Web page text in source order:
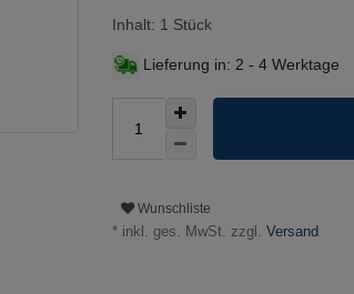
Inhalt: 1 Stück
Lieferung in: 2 - 4 Werktage
Wunschliste
* inkl. ges. MwSt. zzgl. Versand